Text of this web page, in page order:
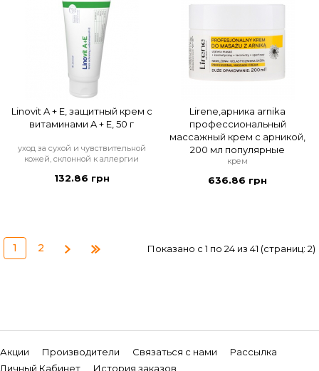
Linovit A + E, защитный крем с
витаминами A + E, 50 г
уход за сухой и чувствительной
кожей, склонной к аллергии
132.86 грн
Lirene,арника arnika
профессиональный
массажный крем с арникой,
200 мл популярные
крем
636.86 грн
1 2 Показано с 1 по 24 из 41 (страниц: 2)
Акции Производители Связаться с нами
Рассылка
Личный Кабинет
История заказов